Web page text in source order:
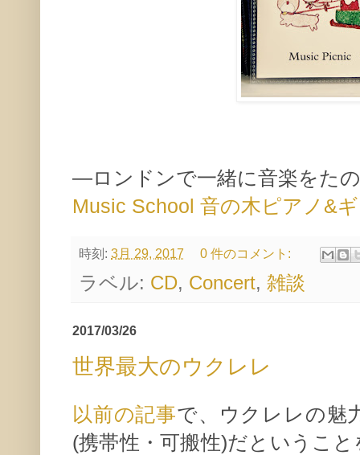
—ロンドンで一緒に音楽をた
Music School 音の木ピアノ&
時刻: 3月 29, 2017 0 件のコメント:
ラベル: CD, Concert, 雑談
2017/03/26
世界最大のウクレレ
以前の記事で、ウクレレの魅
(携帯性・可搬性)だというこ